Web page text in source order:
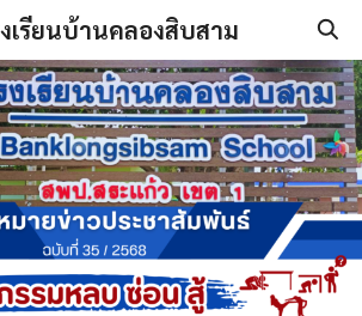
เรียนบ้านคลองสิบสาม